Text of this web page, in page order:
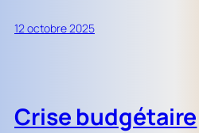
12 octobre 2025
Crise budgétaire